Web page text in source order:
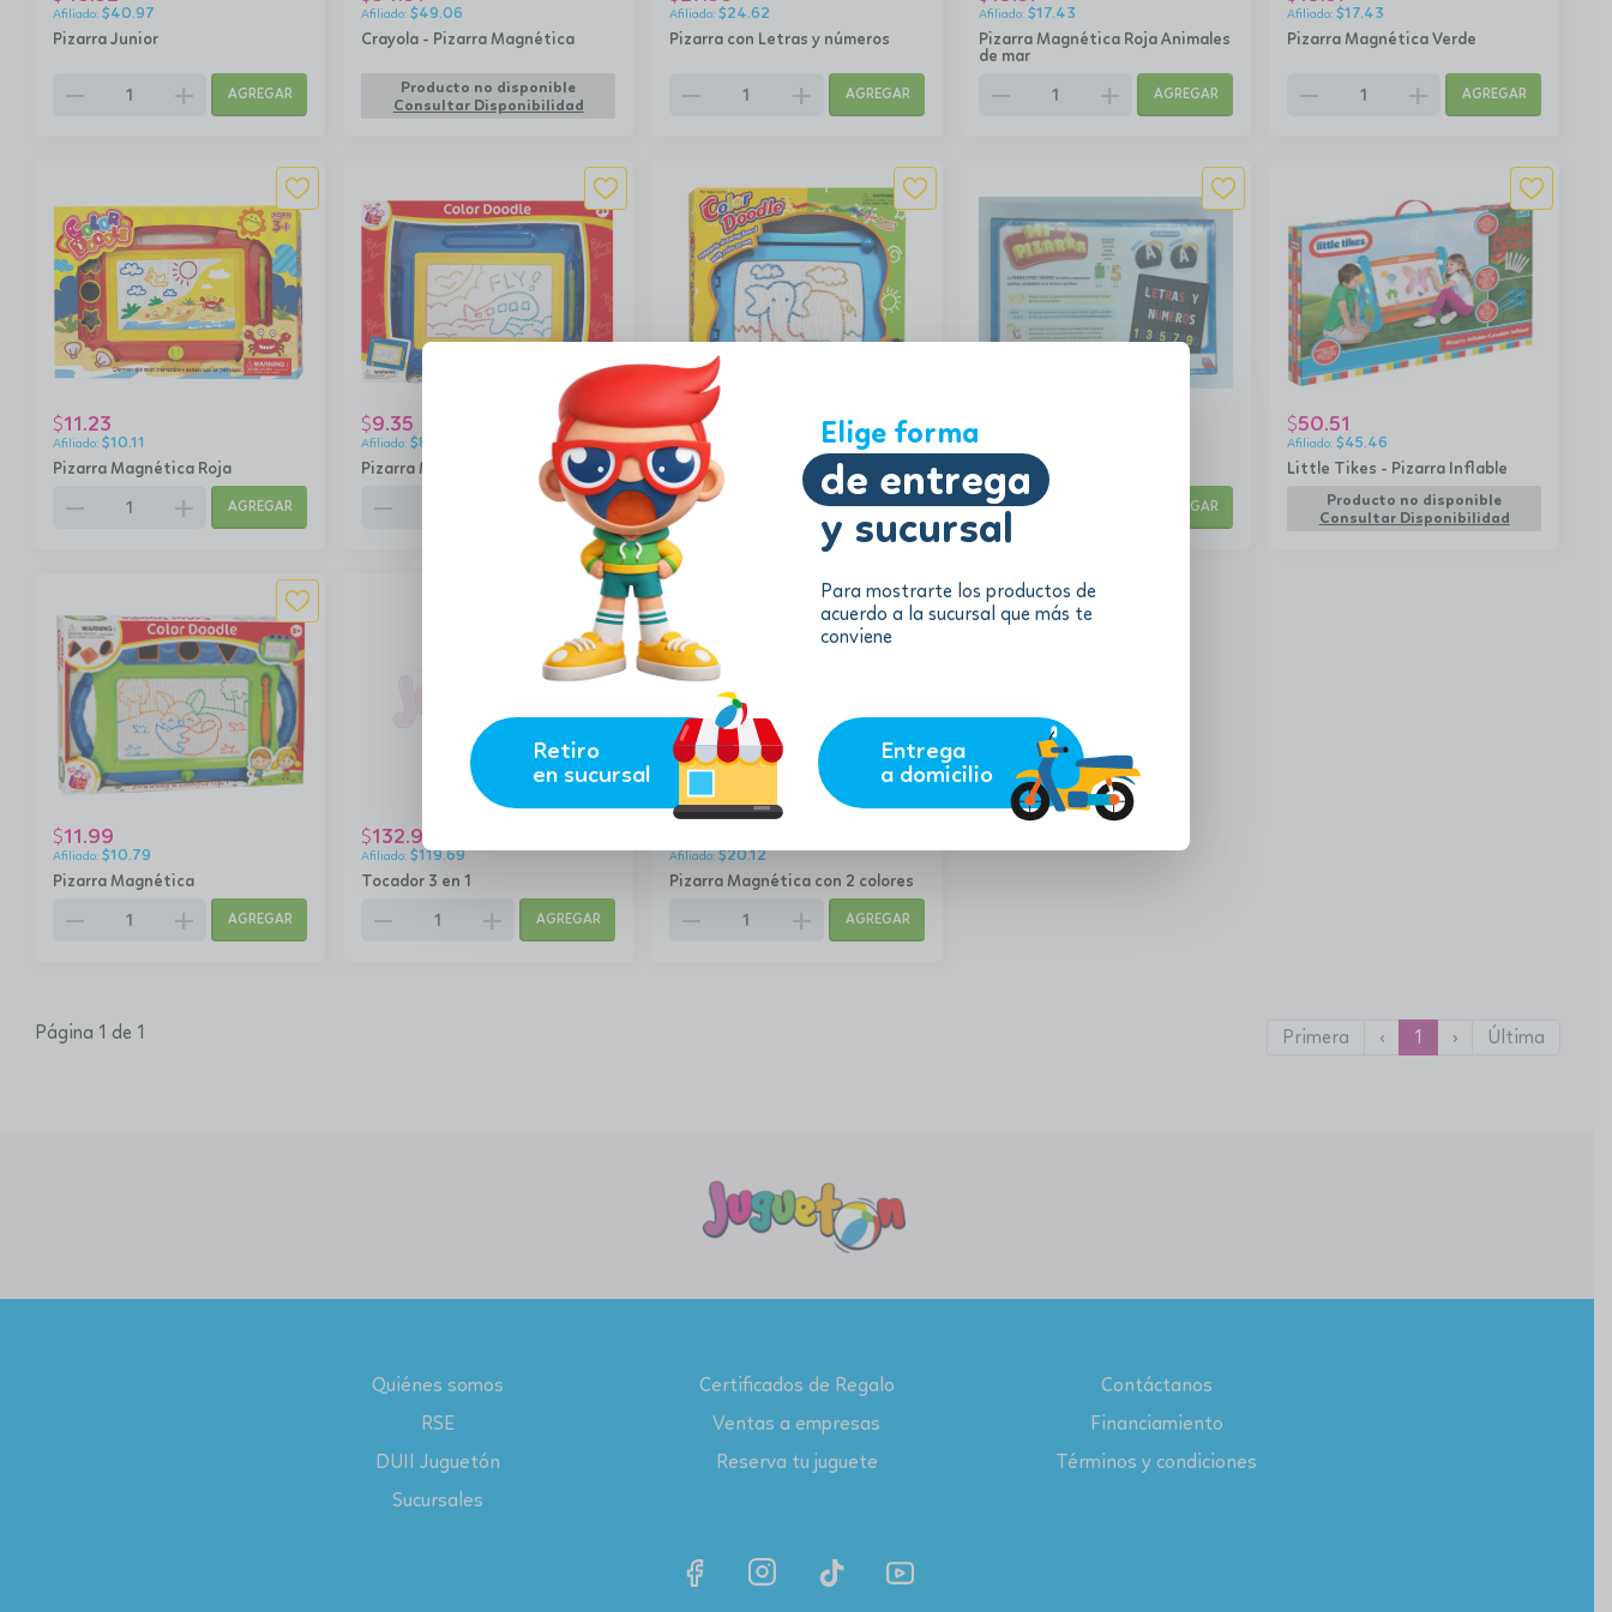
Elige forma
de entrega
y sucursal
Para mostrarte los productos de
acuerdo a la sucursal que más te
conviene
Retiro
en sucursal
Entrega
a domicilio
Pizarra Junior
$40.97
remove add AGREGAR
Crayola - Pizarra Magnética
$49.06
Producto no disponible
Consultar Disponibilidad
Pizarra con Letras y números
$24.62
remove add AGREGAR
Pizarra Magnética Roja Animales
de mar
$17.43
remove add AGREGAR
Pizarra Magnética Verde
$17.43
remove add AGREGAR
Pizarra Magnética Roja
$11.23
$10.11
remove add AGREGAR
Pizarra Magnética Azul
$9.35
$8.42
remove AGREGAR
Pizarra Magnética
$10.34
remove add AGREGAR
Pizarra Letras y Números.
remove AGREGAR
Little Tikes - Pizarra Inflable
$50.51
$45.46
Producto no disponible
Consultar Disponibilidad
Pizarra Magnética
$11.99
$10.79
remove add AGREGAR
Tocador 3 en 1
$132.99
$119.69
remove add AGREGAR
Pizarra Magnética con 2 colores
$20.12
remove add AGREGAR
Página 1 de 1 Primera ‹ 1 › Última
Quiénes somos
RSE
DUII Juguetón
Sucursales
Certificados de Regalo
Ventas a empresas
Reserva tu juguete
Contáctanos
Financiamiento
Términos y condiciones